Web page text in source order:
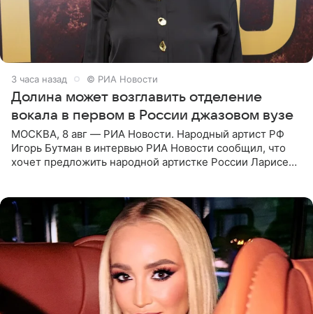
3 часа назад © РИА Новости
Долина может возглавить отделение
вокала в первом в России джазовом вузе
МОСКВА, 8 авг — РИА Новости. Народный артист РФ
Игорь Бутман в интервью РИА Новости сообщил, что
хочет предложить народной артистке России Ларисе